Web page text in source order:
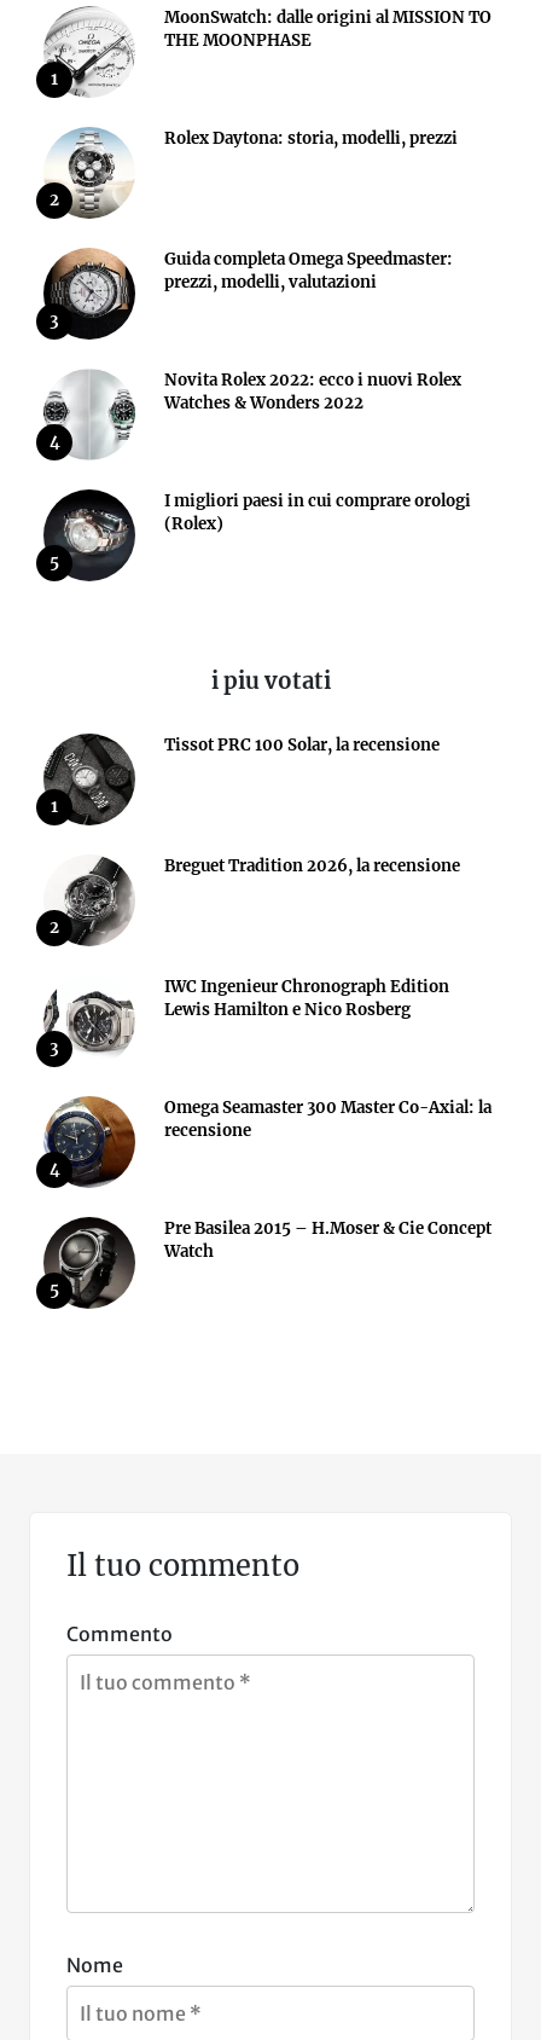
1
MoonSwatch: dalle origini al MISSION TO
THE MOONPHASE
2
Rolex Daytona: storia, modelli, prezzi
3
Guida completa Omega Speedmaster:
prezzi, modelli, valutazioni
4
Novita Rolex 2022: ecco i nuovi Rolex
Watches & Wonders 2022
5
I migliori paesi in cui comprare orologi
(Rolex)
i piu votati
1
Tissot PRC 100 Solar, la recensione
2
Breguet Tradition 2026, la recensione
3
IWC Ingenieur Chronograph Edition
Lewis Hamilton e Nico Rosberg
4
Omega Seamaster 300 Master Co-Axial: la
recensione
5
Pre Basilea 2015 – H.Moser & Cie Concept
Watch
Il tuo commento
Commento
Nome